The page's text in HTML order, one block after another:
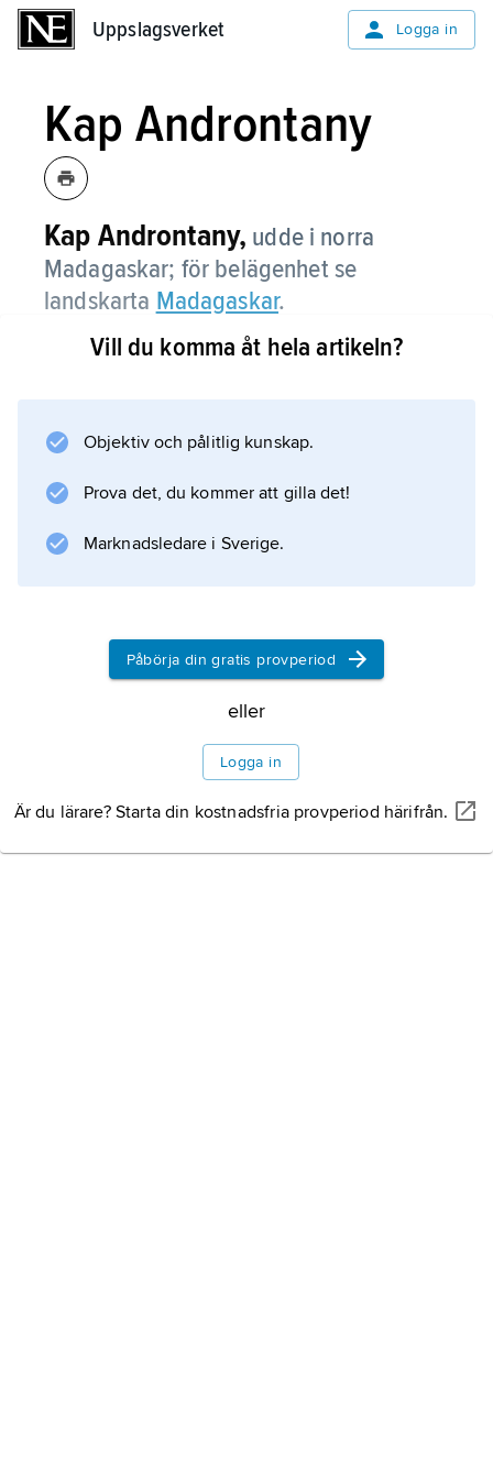
Uppslagsverket Logga in
Kap Androntany
Kap Androntany, udde i norra
Madagaskar; för belägenhet se
landskarta Madagaskar.
Information om artikeln
Vill du komma åt hela artikeln?
Objektiv och pålitlig kunskap.
Prova det, du kommer att gilla det!
Marknadsledare i Sverige.
Påbörja din gratis provperiod
eller
Logga in
Är du lärare? Starta din kostnadsfria provperiod härifrån.